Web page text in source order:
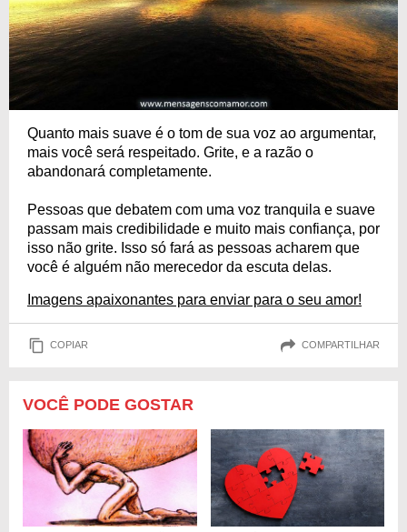
Quanto mais suave é o tom de sua voz ao argumentar,
mais você será respeitado. Grite, e a razão o
abandonará completamente.
Pessoas que debatem com uma voz tranquila e suave
passam mais credibilidade e muito mais confiança, por
isso não grite. Isso só fará as pessoas acharem que
você é alguém não merecedor da escuta delas.
Imagens apaixonantes para enviar para o seu amor!
COPIAR COMPARTILHAR
VOCÊ PODE GOSTAR